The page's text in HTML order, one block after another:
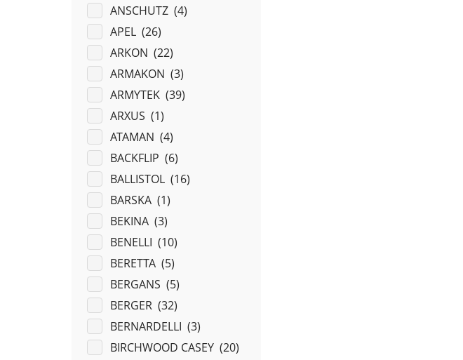
ANSCHUTZ (4)
APEL (26)
ARKON (22)
ARMAKON (3)
ARMYTEK (39)
ARXUS (1)
ATAMAN (4)
BACKFLIP (6)
BALLISTOL (16)
BARSKA (1)
BEKINA (3)
BENELLI (10)
BERETTA (5)
BERGANS (5)
BERGER (32)
BERNARDELLI (3)
BIRCHWOOD CASEY (20)